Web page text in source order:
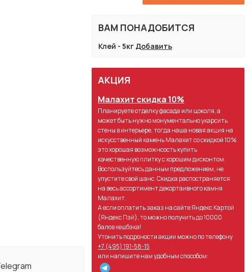
ВАМ ПОНАДОБИТСЯ
Клей - 5кг Добавить
АКЦИЯ
Малахит скидка 10%
Планируете отделку фасада или цоколя, а
может быть нужно монументально укарсить
стены в интерьере, тогда наша новая акция на
искусственный камень Малахит со скидкой 10%
это хорошая возможнсость купить
качественную плитку с хорошим дисконтом.
Воспользуйтесь данным предложением, не
упустите свой шанс. Скидка распостраняется
на весь ассортимент декортаивного камня
Малахит.
А если оплатить заказ на сайте Яндекс Картой
(Яндекс Пэй), то можно получить до 10000
балов кешбэка!
Утонить подроности акции можно по телефону
+7 (495) 191-58-15
или напишите нам удобным способом: